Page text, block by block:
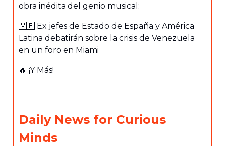
obra inédita del genio musical:
🇻🇪 Ex jefes de Estado de España y América
Latina debatirán sobre la crisis de Venezuela
en un foro en Miami
🔥 ¡Y Más!
Daily News for Curious
Minds